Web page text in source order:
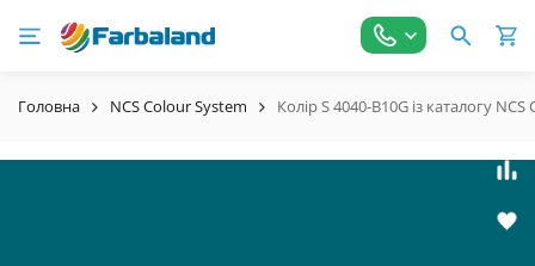
Головна NCS Colour System Колір S 4040-B10G із каталогу